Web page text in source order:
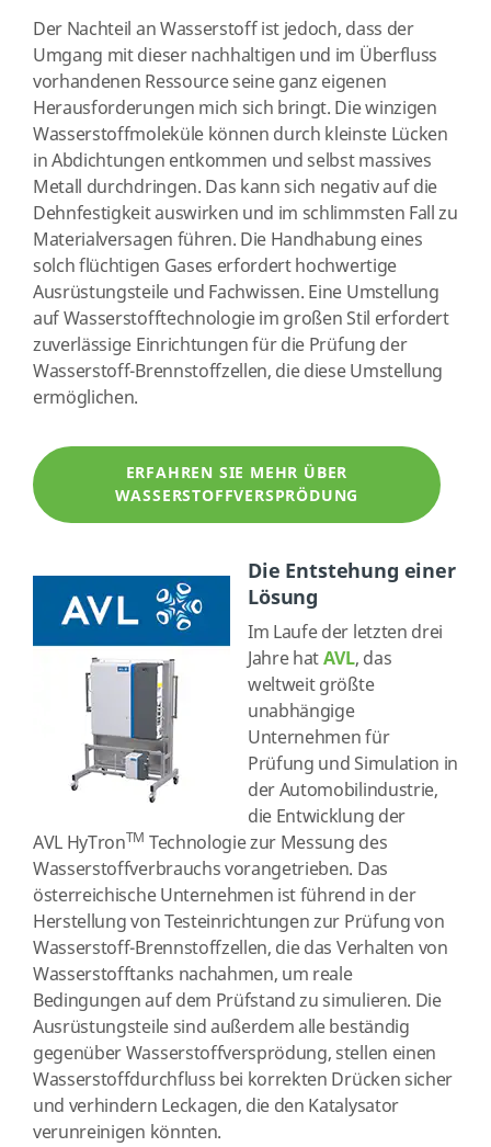
Der Nachteil an Wasserstoff ist jedoch, dass der
Umgang mit dieser nachhaltigen und im Überfluss
vorhandenen Ressource seine ganz eigenen
Herausforderungen mich sich bringt. Die winzigen
Wasserstoffmoleküle können durch kleinste Lücken
in Abdichtungen entkommen und selbst massives
Metall durchdringen. Das kann sich negativ auf die
Dehnfestigkeit auswirken und im schlimmsten Fall zu
Materialversagen führen. Die Handhabung eines
solch flüchtigen Gases erfordert hochwertige
Ausrüstungsteile und Fachwissen. Eine Umstellung
auf Wasserstofftechnologie im großen Stil erfordert
zuverlässige Einrichtungen für die Prüfung der
Wasserstoff-Brennstoffzellen, die diese Umstellung
ermöglichen.
ERFAHREN SIE MEHR ÜBER
WASSERSTOFFVERSPRÖDUNG
Die Entstehung einer
Lösung
Im Laufe der letzten drei
Jahre hatAVL, das
weltweit größte
unabhängige
Unternehmen für
Prüfung und Simulation in
der Automobilindustrie,
die Entwicklung der
AVL HyTronTM Technologie zur Messung des
Wasserstoffverbrauchs vorangetrieben. Das
österreichische Unternehmen ist führend in der
Herstellung von Testeinrichtungen zur Prüfung von
Wasserstoff-Brennstoffzellen, die das Verhalten von
Wasserstofftanks nachahmen, um reale
Bedingungen auf dem Prüfstand zu simulieren. Die
Ausrüstungsteile sind außerdem alle beständig
gegenüber Wasserstoffversprödung, stellen einen
Wasserstoffdurchfluss bei korrekten Drücken sicher
und verhindern Leckagen, die den Katalysator
verunreinigen könnten.